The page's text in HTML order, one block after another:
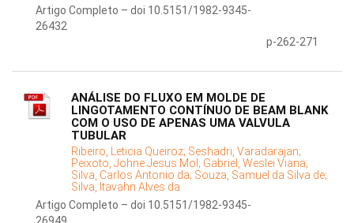
Artigo Completo – doi 10.5151/1982-9345-
26432
p-262-271
ANÁLISE DO FLUXO EM MOLDE DE
LINGOTAMENTO CONTÍNUO DE BEAM BLANK
COM O USO DE APENAS UMA VALVULA
TUBULAR
Ribeiro, Leticia Queiroz; Seshadri, Varadarajan;
Peixoto, Johne Jesus Mol; Gabriel, Weslei Viana;
Silva, Carlos Antonio da; Souza, Samuel da Silva de;
Silva, Itavahn Alves da
Artigo Completo – doi 10.5151/1982-9345-